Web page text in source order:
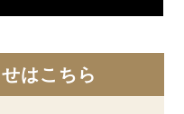
はこちら